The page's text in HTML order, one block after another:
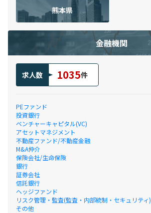
熊本県
金融機関
求人数 1035件
PEファンド
投資銀行
ベンチャーキャピタル(VC)
アセットマネジメント
不動産ファンド/不動産金融
M&A仲介
保険会社/生命保険
銀行
証券会社
信託銀行
ヘッジファンド
リスク管理・監査(監査・内部統制・セキュリティ)
その他